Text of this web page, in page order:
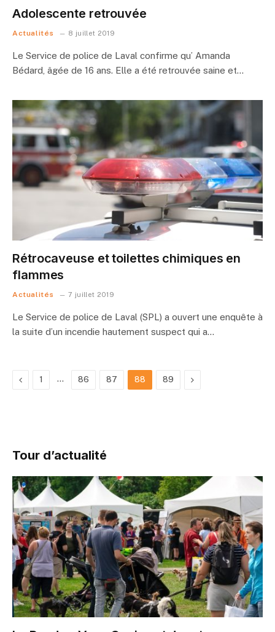
Adolescente retrouvée
Actualités 8 juillet 2019
Le Service de police de Laval confirme qu’ Amanda
Bédard, âgée de 16 ans. Elle a été retrouvée saine et…
Rétrocaveuse et toilettes chimiques en
flammes
Actualités 7 juillet 2019
Le Service de police de Laval (SPL) a ouvert une enquête à
la suite d’un incendie hautement suspect qui a…
Previous
1 … 86 87 88 89 Next
Tour d’actualité